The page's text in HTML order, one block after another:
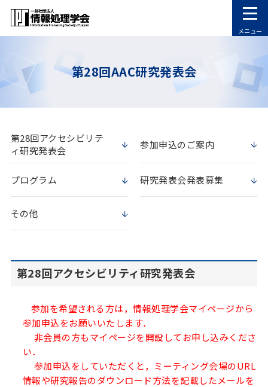
メニュー
第28回AAC研究発表会
第28回アクセシビリテ
ィ研究発表会
参加申込のご案内
プログラム 研究発表会発表募集
その他
第28回アクセシビリティ研究発表会
参加を希望される方は，情報処理学会マイページから
参加申込をお願いいたします．
非会員の方もマイページを開設してお申し込みくださ
い．
参加申込をしていただくと，ミーティング会場のURL
情報や研究報告のダウンロード方法を記載したメールを